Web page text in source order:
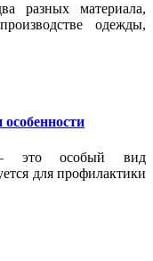
разных материала,
одежды,
— это особый вид
для профилактики